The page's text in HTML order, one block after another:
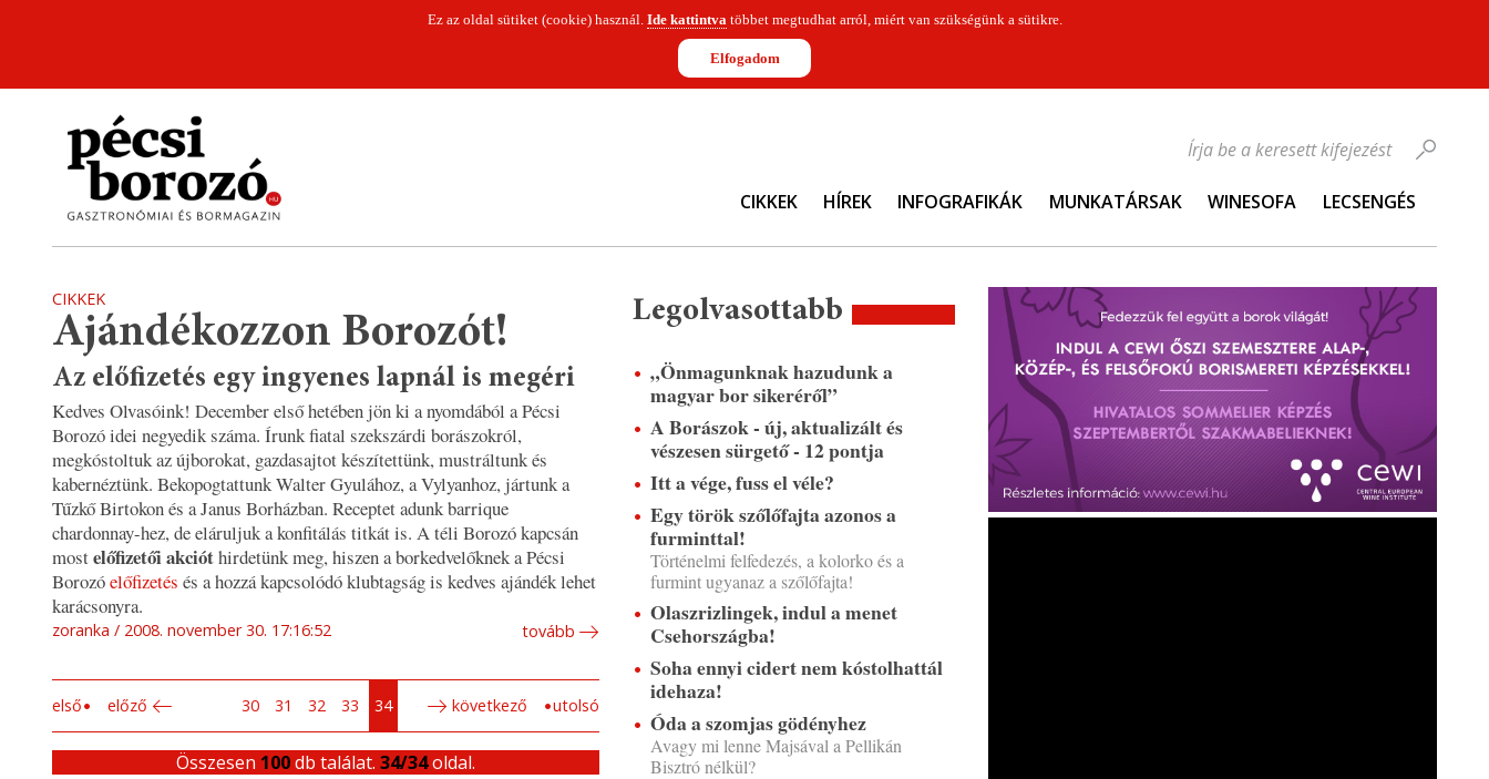
Ez az oldal sütiket (cookie) használ. Ide kattintvatöbbet megtudhat arról, miért van szükségünk a sütikre.
Elfogadom
CIKKEK HÍREK INFOGRAFIKÁK MUNKATÁRSAK WINESOFA LECSENGÉS
Írja be a keresett kifejezést
CIKKEK
Ajándékozzon Borozót!
Az előfizetés egy ingyenes lapnál is megéri
Kedves Olvasóink! December első hetében jön ki a nyomdából a Pécsi
Borozó idei negyedik száma. Írunk fiatal szekszárdi borászokról,
megkóstoltuk az újborokat, gazdasajtot készítettünk, mustráltunk és
kabernéztünk. Bekopogtattunk Walter Gyulához, a Vylyanhoz, jártunk a
Tűzkő Birtokon és a Janus Borházban. Receptet adunk barrique
chardonnay-hez, de eláruljuk a konfitálás titkát is. A téli Borozó kapcsán
mostelőfizetői akcióthirdetünk meg, hiszen a borkedvelőknek a Pécsi
Borozóelőfizetés és a hozzá kapcsolódó klubtagság is kedves ajándék lehet
karácsonyra.
zoranka 2008. november 30. 17:16:52 tovább
első előző 30 31 32 33 34 következő utolsó
Összesen 100db találat. 34/34oldal.
Legolvasottabb
„Önmagunknak hazudunk a
magyar bor sikeréről”
A Borászok - új, aktualizált és
vészesen sürgető - 12 pontja
Itt a vége, fuss el véle?
Egy török szőlőfajta azonos a
furminttal!
Történelmi felfedezés, a kolorko és a
furmint ugyanaz a szőlőfajta!
Olaszrizlingek, indul a menet
Csehországba!
Soha ennyi cidert nem kóstolhattál
idehaza!
Óda a szomjas gödényhez
Avagy mi lenne Majsával a Pellikán
Bisztró nélkül?